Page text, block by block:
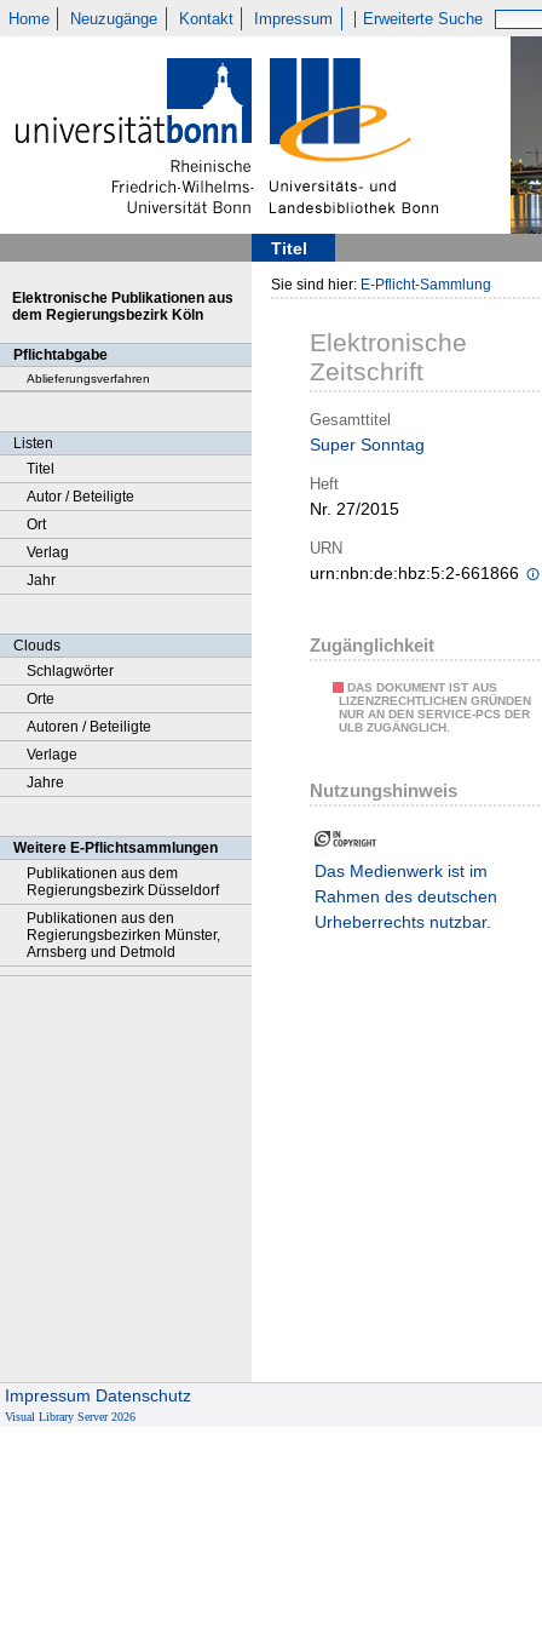
Home Neuzugänge Kontakt Impressum Erweiterte Suche
Titel
Elektronische Publikationen aus
dem Regierungsbezirk Köln
Pflichtabgabe
Ablieferungsverfahren
Listen
Titel
Autor / Beteiligte
Ort
Verlag
Jahr
Clouds
Schlagwörter
Orte
Autoren / Beteiligte
Verlage
Jahre
Weitere E-Pflichtsammlungen
Publikationen aus dem
Regierungsbezirk Düsseldorf
Publikationen aus den
Regierungsbezirken Münster,
Arnsberg und Detmold
Sie sind hier: E-Pflicht-Sammlung
Elektronische
Zeitschrift
Gesamttitel
Super Sonntag
Heft
Nr. 27/2015
URN
urn:nbn:de:hbz:5:2-661866
Zugänglichkeit
DAS DOKUMENT IST AUS
LIZENZRECHTLICHEN GRÜNDEN
NUR AN DEN SERVICE-PCS DER
ULB ZUGÄNGLICH.
Nutzungshinweis
Das Medienwerk ist im
Rahmen des deutschen
Urheberrechts nutzbar.
Impressum Datenschutz
Visual Library Server 2026